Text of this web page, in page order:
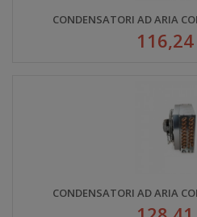
CONDENSATORI AD ARIA
CONDENSATORI AD ARIA